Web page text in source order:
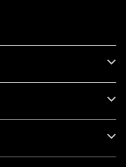
客様はこちらのオンラインシ
をお願い致します ◆千穐楽終